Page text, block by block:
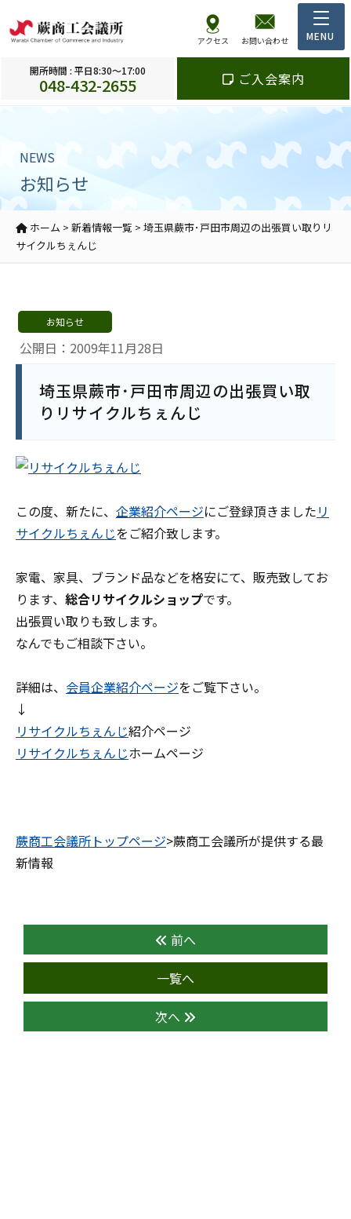
アクセス お問い合わせ
開所時間 : 平日8:30～17:00
048-432-2655 ご入会案内
NEWS
お知らせ
ホーム > 新着情報一覧 > 埼玉県蕨市･戸田市周辺の出張買い取りリ
サイクルちぇんじ
公開日：2009年11月28日
お知らせ
埼玉県蕨市･戸田市周辺の出張買い取
りリサイクルちぇんじ
この度、新たに、 企業紹介ページにご登録頂きましたリ
サイクルちぇんじをご紹介致します。
家電、家具、ブランド品などを格安にて、販売致してお
ります、 総合リサイクルショップです。
出張買い取りも致します。
なんでもご相談下さい。
詳細は、 会員企業紹介ページをご覧下さい。
↓
リサイクルちぇんじ紹介ページ
リサイクルちぇんじホームページ
蕨商工会議所トップページ>蕨商工会議所が提供する最
新情報
前へ
一覧へ
次へ